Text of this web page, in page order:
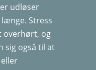
udløser
Stress
overhørt, og
sig også til at